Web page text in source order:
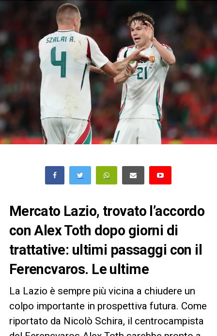
Mercato Lazio, trovato l’accordo
con Alex Toth dopo giorni di
trattative: ultimi passaggi con il
Ferencvaros. Le ultime
La Lazio è sempre più vicina a chiudere un
colpo importante in prospettiva futura. Come
riportato da Nicolò Schira, il centrocampista